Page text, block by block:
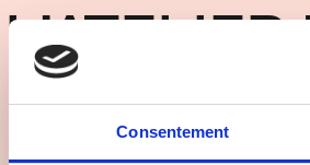
Consentement